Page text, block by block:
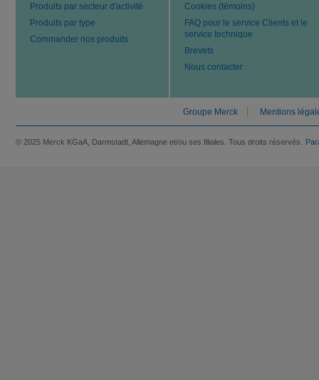
Produits par secteur d'activité
Produits par type
Commander nos produits
Cookies (témoins)
FAQ pour le service Clients et le
service technique
Brevets
Nous contacter
Groupe Merck Mentions
© 2025 Merck KGaA, Darmstadt, Allemagne et/ou ses filiales. Tous droits réservés.